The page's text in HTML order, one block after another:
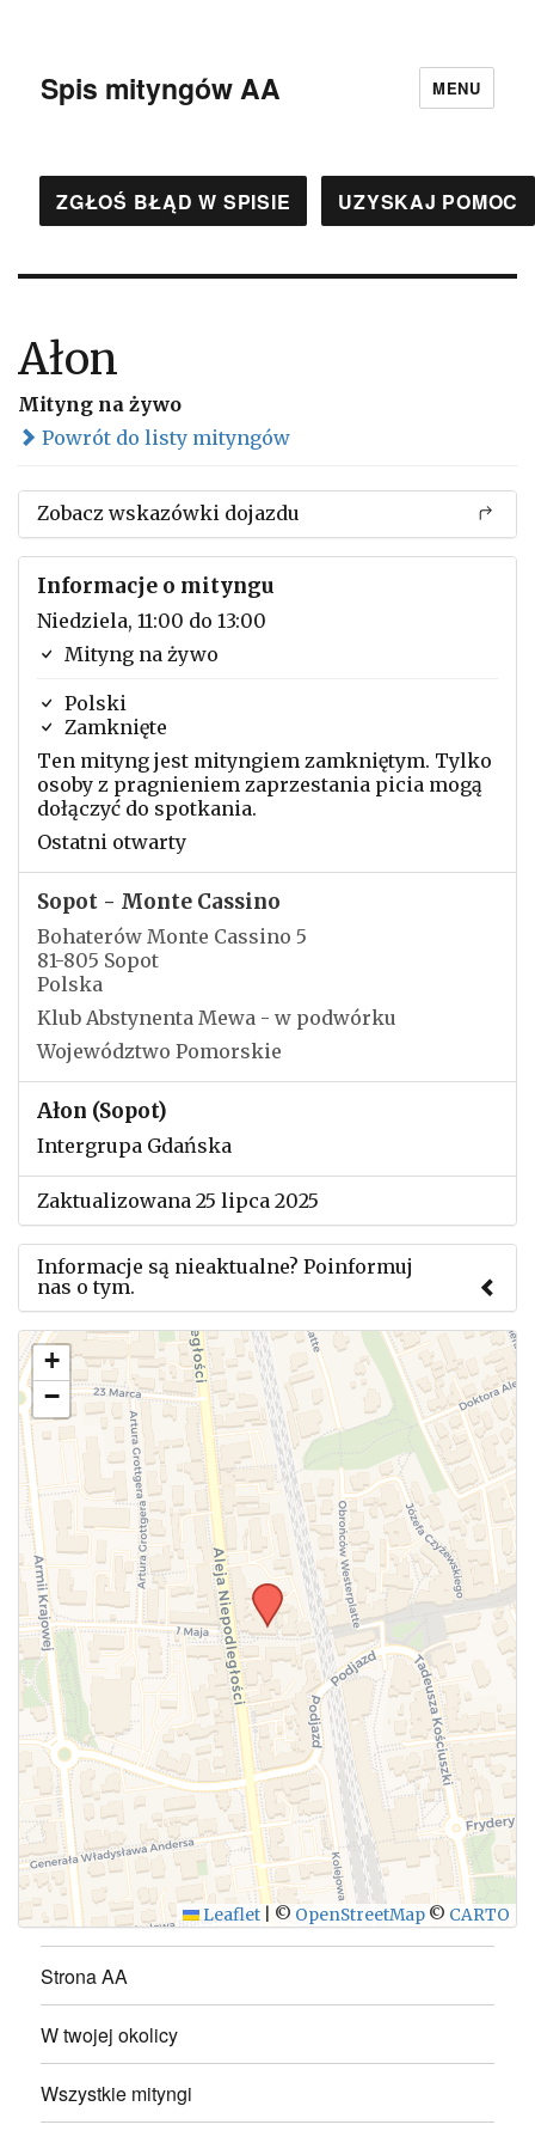
Spis mityngów AA MENU
ZGŁOŚ BŁĄD W SPISIE UZYSKAJ POMOC
Ałon
Mityng na żywo
Powrót do listy mityngów
Zobacz wskazówki dojazdu
Informacje o mityngu
Niedziela, 11:00 do 13:00
Mityng na żywo
Polski
Zamknięte
Ten mityng jest mityngiem zamkniętym. Tylko
osoby z pragnieniem zaprzestania picia mogą
dołączyć do spotkania.
Ostatni otwarty
Sopot - Monte Cassino
Bohaterów Monte Cassino 5
81-805 Sopot
Polska
Klub Abstynenta Mewa - w podwórku
Województwo Pomorskie
Ałon (Sopot)
Intergrupa Gdańska
Zaktualizowana 25 lipca 2025
Informacje są nieaktualne? Poinformuj
nas o tym.
Użyj tego formularza aby przesłać informację o
zmianach w powyższym mityngu.
WYŚLIJ
+
−
Leaflet © OpenStreetMap © CARTO
Strona AA
W twojej okolicy
Wszystkie mityngi